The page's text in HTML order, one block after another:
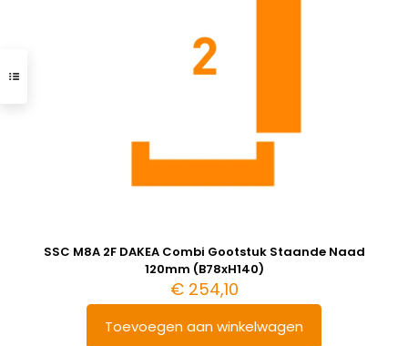
SSC M8A 2F DAKEA Combi Gootstuk Staande Naad
120mm (B78xH140)
€254,10
Toevoegen aan winkelwagen